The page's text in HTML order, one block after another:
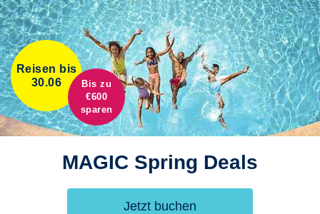
MAGIC Spring Deals
Jetzt buchen
Reisen bis
30.06
Bis zu
€600
sparen